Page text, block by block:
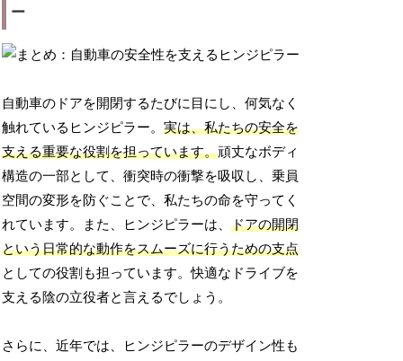
ー
自動車のドアを開閉するたびに目にし、何気なく
触れているヒンジピラー。実は、私たちの安全を
支える重要な役割を担っています。頑丈なボディ
構造の一部として、衝突時の衝撃を吸収し、乗員
空間の変形を防ぐことで、私たちの命を守ってく
れています。また、ヒンジピラーは、ドアの開閉
という日常的な動作をスムーズに行うための支点
としての役割も担っています。快適なドライブを
支える陰の立役者と言えるでしょう。
さらに、近年では、ヒンジピラーのデザイン性も